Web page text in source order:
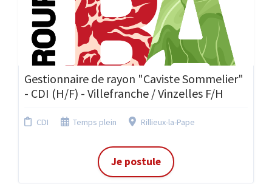
Gestionnaire de rayon "Caviste Sommelier"
- CDI (H/F) - Villefranche / Vinzelles F/H
CDI Temps plein Rillieux-la-Pape
Je postule